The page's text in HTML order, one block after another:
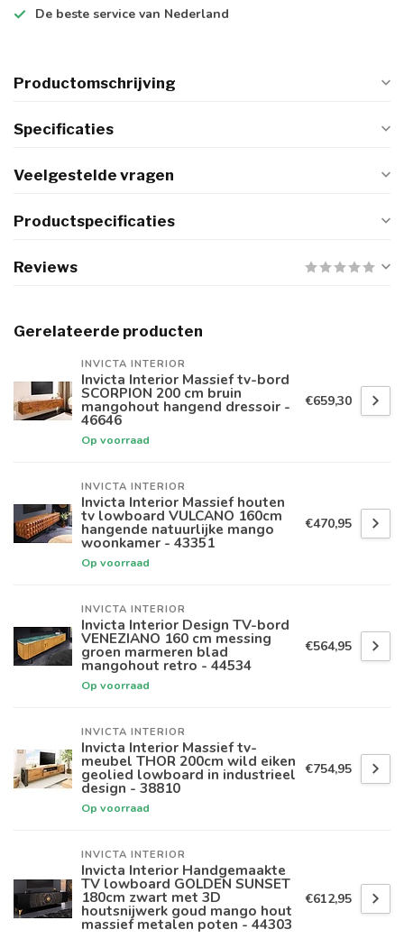
De beste service van Nederland
Productomschrijving
Specificaties
Veelgestelde vragen
Productspecificaties
Reviews
Gerelateerde producten
INVICTA INTERIOR
Invicta Interior Massief tv-bord
SCORPION 200 cm bruin
mangohout hangend dressoir -
46646
Op voorraad
€659,30
INVICTA INTERIOR
Invicta Interior Massief houten
tv lowboard VULCANO 160cm
hangende natuurlijke mango
woonkamer - 43351
Op voorraad
€470,95
INVICTA INTERIOR
Invicta Interior Design TV-bord
VENEZIANO 160 cm messing
groen marmeren blad
mangohout retro - 44534
Op voorraad
€564,95
INVICTA INTERIOR
Invicta Interior Massief tv-
meubel THOR 200cm wild eiken
geolied lowboard in industrieel
design - 38810
Op voorraad
€754,95
INVICTA INTERIOR
Invicta Interior Handgemaakte
TV lowboard GOLDEN SUNSET
180cm zwart met 3D
houtsnijwerk goud mango hout
massief metalen poten - 44303
€612,95